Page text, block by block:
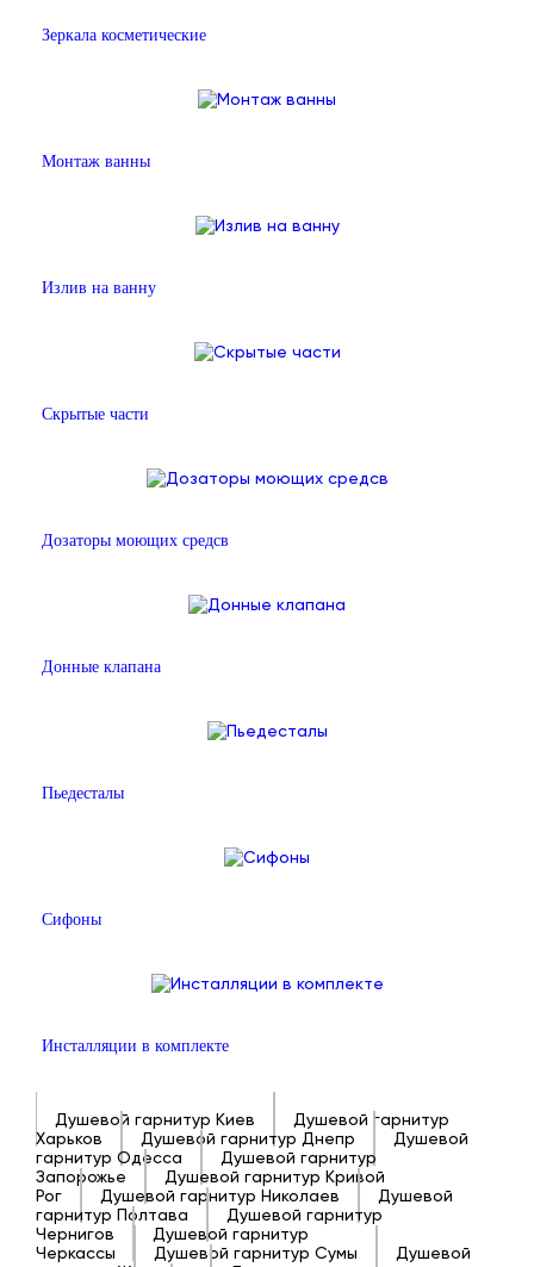
Зеркала косметические
Монтаж ванны
Излив на ванну
Скрытые части
Дозаторы моющих средсв
Донные клапана
Пьедесталы
Сифоны
Инсталляции в комплекте
Душевой гарнитур Киев
Душевой гарнитур
Харьков
Душевой гарнитур Днепр
Душевой
гарнитур Одесса
Душевой гарнитур
Запорожье
Душевой гарнитур Кривой
Рог
Душевой гарнитур Николаев
Душевой
гарнитур Полтава
Душевой гарнитур
Чернигов
Душевой гарнитур
Черкассы
Душевой гарнитур Сумы
Душевой